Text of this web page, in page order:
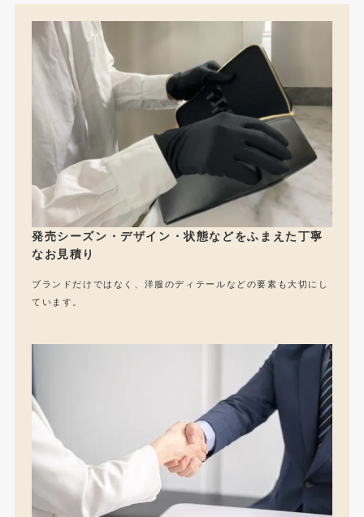
発売シーズン・デザイン・状態などをふまえた丁寧
なお見積り
ブランドだけではなく、洋服のディテールなどの要素も大切にし
ています。